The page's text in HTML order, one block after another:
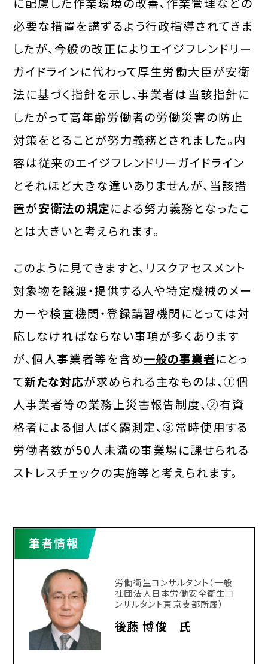
必要な措置を講ずるよう行政指導されてきま
したが、今般の改正によりエイジフレンドリー
ガイドラインに代わって厚生労働大臣が安衛
法に基づく指針を示し、事業者は当該指針に
したがって高年齢労働者の労働災害の防止
対策をとることが努力義務とされました。内
容は従来のエイジフレンドリーガイドライン
とそれほど大きな違いありませんが、当該措
置が安衛法の規定による努力義務となったこ
とは大きいと考えられます。
このように見てきますと、リスクアセスメント
対象物を譲渡・提供する人や特定機械のメー
カーや検査機関・登録講習機関にとっては対
応しなければならない事項が多くあります
が、個人事業者等を含め一般の事業者にとっ
て新たな対応が求められる主なものは、①個
人事業者等の業務上災害報告制度、②有資
格者による個人ばく露測定、③常時使用する
労働者数が50人未満の事業場に課せられる
ストレスチェックの実施等と考えられます。
筆者情報
労働衛生コンサルタント（一般
社団法人日本労働安全衛生コ
ンサルタント東京支部所属）
後藤 博俊 氏